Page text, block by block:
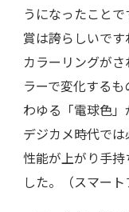
うになったこと
賞は誇らしいで
カラーリングが
ラーで変化する
わゆる「電球色
デジカメ時代で
性能が上がり手
した。（スマート